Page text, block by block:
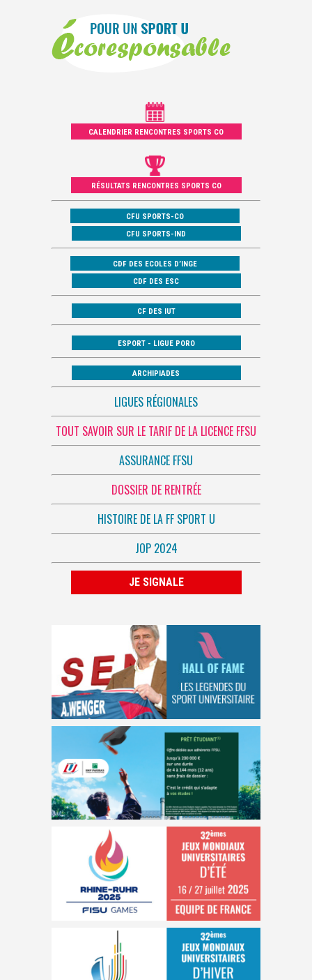
CALENDRIER RENCONTRES SPORTS CO
RÉSULTATS RENCONTRES SPORTS CO
CFU SPORTS-CO
CFU SPORTS-IND
CDF DES ECOLES D’INGE
CDF DES ESC
CF DES IUT
ESPORT - LIGUE PORO
ARCHIPIADES
LIGUES RÉGIONALES
TOUT SAVOIR SUR LE TARIF DE LA LICENCE FFSU
ASSURANCE FFSU
DOSSIER DE RENTRÉE
HISTOIRE DE LA FF SPORT U
JOP 2024
JE SIGNALE